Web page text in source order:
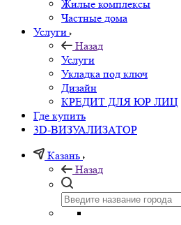
Жилые комплексы
Частные дома
Услуги
Назад
Услуги
Укладка под ключ
Дизайн
КРЕДИТ ДЛЯ ЮР ЛИЦ
Где купить
3D-ВИЗУАЛИЗАТОР
Казань
Назад